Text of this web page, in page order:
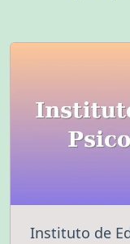
Instituto de